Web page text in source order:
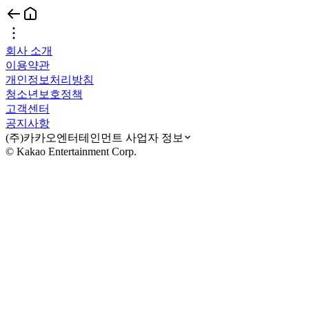
회사 소개
이용약관
개인정보처리방침
청소년보호정책
고객센터
공지사항
(주)카카오엔터테인먼트 사업자 정보
© Kakao Entertainment Corp.